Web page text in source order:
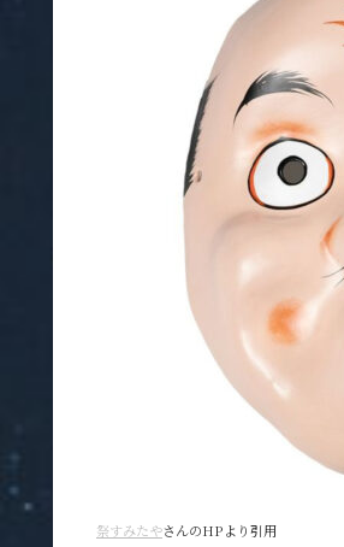
祭すみたやさんのHPより引用